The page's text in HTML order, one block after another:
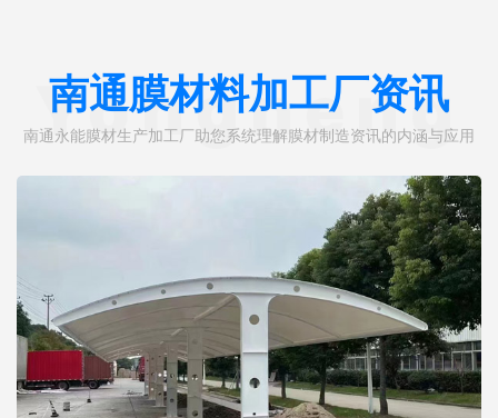
南通膜材料加工厂资讯
南通永能膜材生产加工厂助您系统理解膜材制造资讯的内涵与应用
Yongneng